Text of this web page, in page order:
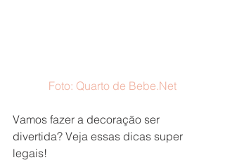
Foto: Quarto de Bebe.Net
Vamos fazer a decoração ser
divertida? Veja essas dicas super
legais!